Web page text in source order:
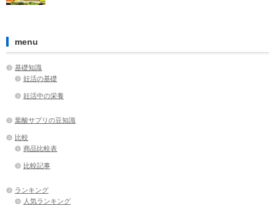
menu
基礎知識
妊活の基礎
妊活中の栄養
葉酸サプリの豆知識
比較
商品比較表
比較記事
ランキング
人気ランキング